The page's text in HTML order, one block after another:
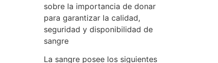
sobre la importancia de donar
para garantizar la calidad,
seguridad y disponibilidad de
sangre
La sangre posee los siguientes